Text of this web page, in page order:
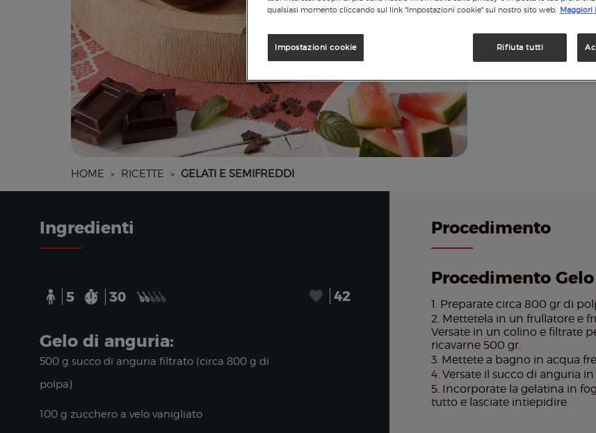
HOME > RICETTE > GELATI E SEMIFREDDI
Ingredienti
5 30 42
Gelo di anguria:
500 g succo di anguria filtrato (circa 800 g di
polpa)
100 g zucchero a velo vanigliato
Procedimento
Procedimento
Preparate circa 800 gr di
Mettetela in un frullatore e
Versate in un colino e filtrate
ricavarne 500 gr.
Mettete a bagno in acqua
Versate il succo di anguria
Incorporate la gelatina in
tutto e lasciate intiepidire.
qualsiasi momento cliccando sul link "Impostazioni cookie" sul nostro sito web. Maggiori
Rifiuta tutti
Impostazioni cookie